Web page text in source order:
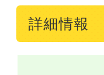
詳細情報